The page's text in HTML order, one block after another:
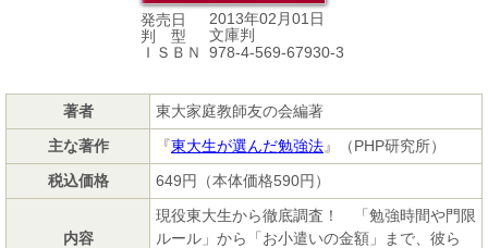
発売日
2013年02月01日
判 型
文庫判
ＩＳＢＮ
978-4-569-67930-3
著者
東大家庭教師友の会編著
主な著作
『東大生が選んだ勉強法』（PHP研究所）
税込価格
649円（本体価格590円）
内容
現役東大生から徹底調査！ 「勉強時間や門限
ルール」から「お小遣いの金額」まで、彼ら